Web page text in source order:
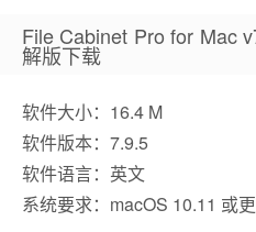
File Cabinet Pro for Mac
解版下载
软件大小：16.4 M
软件版本：7.9.5
软件语言：英文
系统要求：macOS 10.11 或